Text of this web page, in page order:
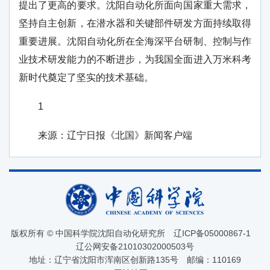
提出了更高的要求。沈阳自动化所面向国家重大需求，
坚持自主创新，在潜水器和关键部件研发方面持续取得
重要进展。沈阳自动化所在全海深平台研制、控制与作
业技术研发能力的不断进步，为我国全面进入万米科考
新时代奠定了坚实的技术基础。
1
来源：辽宁日报《北国》新闻客户端
版权所有 © 中国科学院沈阳自动化研究所 辽ICP备05000867-1
辽公网安备21010302000503号
地址：辽宁省沈阳市浑南区创新路135号 邮编：110169